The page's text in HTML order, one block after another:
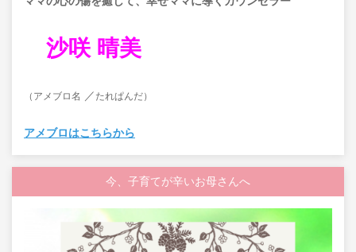
沙咲 晴美
（アメブロ名 ／ たれぱんだ）
アメブロはこちらから
今、子育てが辛いお母さんへ